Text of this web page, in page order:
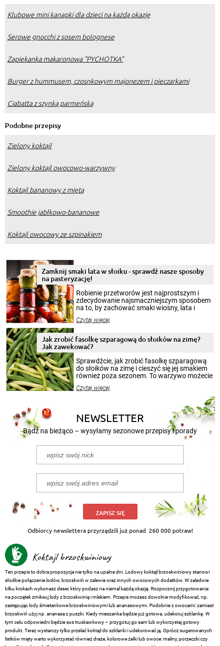
Klubowe mini kanapki dla dzieci na każdą okazję
Serowe gnocchi z sosem bolognese
Zapiekanka makaronowa "PYCHOTKA"
Burger z hummusem, czosnkowym majonezem i pieczarkami
Ciabatta z szynką parmeńską
Podobne przepisy
Zielony koktajl
Zielony koktajl owocowo-warzywny
Koktajl bananowy z miętą
Smoothie jabłkowo-bananowe
Koktajl owocowy ze szpinakiem
Zamknij smaki lata w słoiku - sprawdź nasze sposoby
na pasteryzację!
Robienie przetworów jest najprostszym i
zdecydowanie najsmaczniejszym sposobem
na to, by zachować smaki wiosny, lata i
krajobrazów, by cieszyć nimi oko w sezonie
pełni poczuć atmosferę cieplejszych
miesięcy. Przygotowanie słoików ze
patenty, które pozwolą zachować świeżość
przetworów.
Czytaj więcej
Jak zrobić fasolkę szparagową do słoików na zimę?
Jak zawekować?
Sprawdźcie, jak zrobić fasolkę szparagową
do słoików na zimę i cieszyć się jej smakiem
również poza sezonem. To warzywo możecie
nasze propozycje!
Czytaj więcej
NEWSLETTER
Bądź na bieżąco – wysyłamy sezonowe przepisy i porady
ZAPISZ SIĘ
Odbiorcy newslettera przyrządzili już ponad 260 000 potraw!
Koktajl brzoskwiniowy
Ten przepis to dobra propozycja nie tylko na upalne dni. Lodowy koktajl brzoskwiniowy stanowi
słodkie połączenie lodów, brzoskwiń w zalewie oraz innych owocowych dodatków. W zaledwie
kilku krokach wykonasz deser, który podasz na niemal każdą okazję. Rozpocznij przygotowania:
na początek zmiksuj lody z brzoskwinią i mlekiem. Przepis możesz dowolnie modyfikować, np.
zastępując lody śmietankowe brzoskwiniowymi lub ananasowymi. Podobnie z owocami: zamiast
brzoskwiń użyj np. ananasa z puszki. Kiedy mieszanka będzie już gotowa, udekoruj szklankę. W
tym celu odpowiedni będzie sos truskawkowy – przygotuj go sam lub wykorzystaj gotowy
produkt. Teraz wystarczy tylko przelać koktajl do szklanki i udekorować ją. Oprócz sugerowanych
listków mięty warto wykorzystać również draże, kolorowe żelki lub owoce: maliny, porzeczki czy